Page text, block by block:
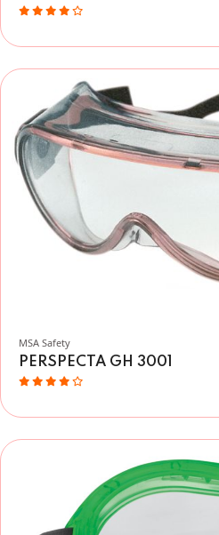
MSA Safety
PERSPECTA GH 3001